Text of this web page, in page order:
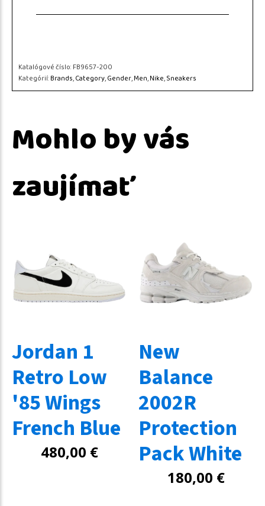
Katalógové číslo:FB9657-200
Kategórií:Brands,Category,Gender,Men,Nike,Sneakers
Mohlo by vás
zaujímať
Jordan 1
Retro Low
'85 Wings
French Blue
480,00 €
New
Balance
2002R
Protection
Pack White
180,00 €